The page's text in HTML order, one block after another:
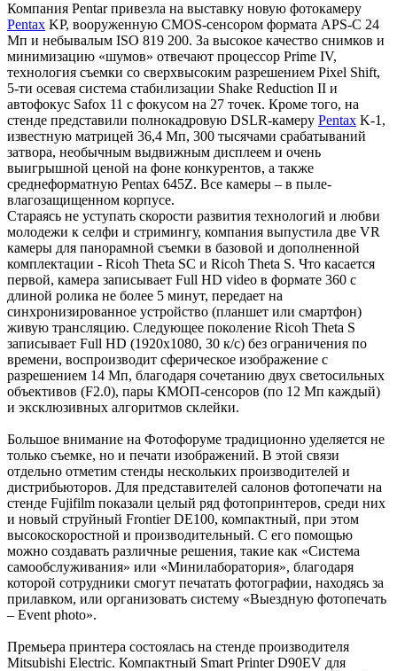
Компания Pentar привезла на выставку новую фотокамеру
Pentax KP, вооруженную CMOS-сенсором формата APS-C 24
Мп и небывалым ISO 819 200. За высокое качество снимков и
минимизацию «шумов» отвечают процессор Prime IV,
технология съемки со сверхвысоким разрешением Pixel Shift,
5-ти осевая система стабилизации Shake Reduction II и
автофокус Safox 11 с фокусом на 27 точек. Кроме того, на
стенде представили полнокадровую DSLR-камеру Pentax K-1,
известную матрицей 36,4 Мп, 300 тысячами срабатываний
затвора, необычным выдвижным дисплеем и очень
выигрышной ценой на фоне конкурентов, а также
среднеформатную Pentax 645Z. Все камеры – в пыле-
влагозащищенном корпусе.
Стараясь не уступать скорости развития технологий и любви
молодежи к селфи и стримингу, компания выпустила две VR
камеры для панорамной съемки в базовой и дополненной
комплектации - Ricoh Theta SC и Ricoh Theta S. Что касается
первой, камера записывает Full HD video в формате 360 с
длиной ролика не более 5 минут, передает на
синхронизированное устройство (планшет или смартфон)
живую трансляцию. Следующее поколение Ricoh Theta S
записывает Full HD (1920x1080, 30 к/с) без ограничения по
времени, воспроизводит сферическое изображение с
разрешением 14 Мп, благодаря сочетанию двух светосильных
объективов (F2.0), пары КМОП-сенсоров (по 12 Мп каждый)
и эксклюзивных алгоритмов склейки.
Большое внимание на Фотофоруме традиционно уделяется не
только съемке, но и печати изображений. В этой связи
отдельно отметим стенды нескольких производителей и
дистрибьюторов. Для представителей салонов фотопечати на
стенде Fujifilm показали целый ряд фотопринтеров, среди них
и новый струйный Frontier DE100, компактный, при этом
высокоскоростной и производительный. С его помощью
можно создавать различные решения, такие как «Система
самообслуживания» или «Минилаборатория», благодаря
которой сотрудники смогут печатать фотографии, находясь за
прилавком, или организовать систему «Выездную фотопечать
– Event photo».
Премьера принтера состоялась на стенде производителя
Mitsubishi Electric. Компактный Smart Printer D90EV для